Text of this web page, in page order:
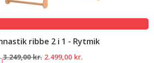
ribbe 2 i 1 - Rytmik
3.249,00kr. Den
2.499,00 kr.Den